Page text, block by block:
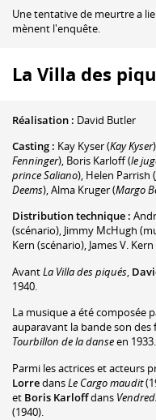
Une tentative de meurtre a
mènent l'enquête.
La Villa des
Réalisation : David Butler
Casting : Kay Kyser(Kay Kyser)
Fenninger), Boris Karloff(le
prince Saliano), Helen Parrish (
Deems),Alma Kruger(Margo
Distribution technique :
(scénario), Jimmy McHugh
Kern (scénario), James V. Kern
AvantLa Villa des piqués,
1940.
La musique a été composée
auparavant la bande son des
Tourbillon de la danseen 1933.
Parmi les actrices et acteurs
LorredansLe Cargo maudit
et Boris Karloffdans
(1940).